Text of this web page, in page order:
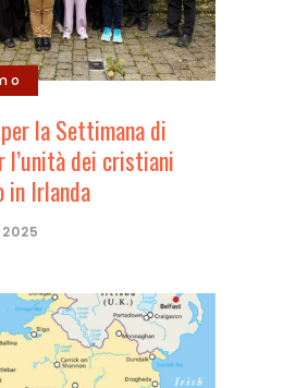
la Settimana di
l’unità dei cristiani
in Irlanda